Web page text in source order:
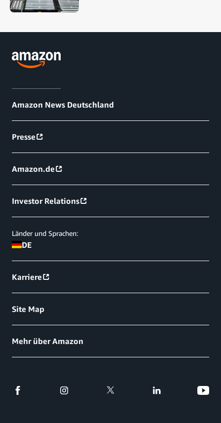
Amazon News Deutschland
Presse
Amazon.de
Investor Relations
Länder und Sprachen:
DE
Karriere
Site Map
Mehr über Amazon